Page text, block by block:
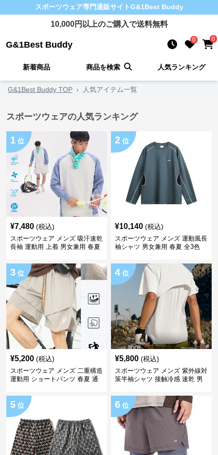
スポーツウェア専門通販サイトG&1Best Buddy
10,000円以上のご購入で送料無料
G&1Best Buddy 0 0
新着商品 商品を検索 人気ランキング
G&1Best Buddy TOP › 人気アイテム一覧
スポーツウェアの人気ランキング
1 位
¥7,480 (税込)
スポーツウェア メンズ 吸汗速乾
長袖 運動用 上着 男女兼用 春夏
2 位
¥10,140 (税込)
スポーツウェア メンズ 運動風長
袖シャツ 男女兼用 春夏 全3色
3 位
¥5,200 (税込)
スポーツウェア メンズ 二重構造
運動用 ショートパンツ 春夏 通
4 位
¥5,800 (税込)
スポーツウェア メンズ 紫外線対
策半袖シャツ 接触冷感 速乾 男
5 位 6 位